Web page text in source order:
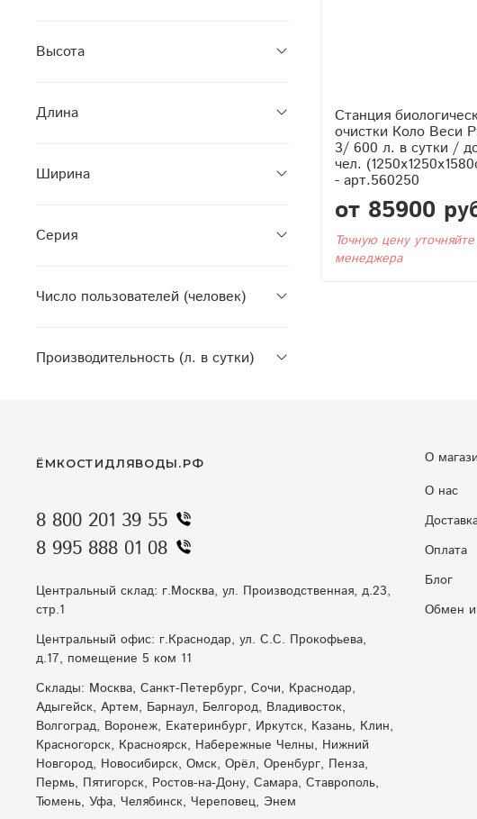
Станция
очистки Коло Веси
3/ 600 л. в сутки /
чел.
- арт.560250
от 85900
Точную цену
менеджера
Высота
Длина
Ширина
Серия
Число пользователей (человек)
Производительность (л. в сутки)
О
О нас
Оплата
Блог
Обмен и
ЁМКОСТИДЛЯВОДЫ.РФ
8 800 201 39 55
8 995 888 01 08
Центральный склад: г.Москва, ул. Производственная, д.23,
стр.1
Центральный офис: г.Краснодар, ул. С.С. Прокофьева,
д.17, помещение 5 ком 11
Склады: Москва, Санкт-Петербург, Сочи, Краснодар,
Адыгейск, Артем, Барнаул, Белгород, Владивосток,
Волгоград, Воронеж, Екатеринбург, Иркутск, Казань, Клин,
Красногорск, Красноярск, Набережные Челны, Нижний
Новгород, Новосибирск, Омск, Орёл, Оренбург, Пенза,
Пермь, Пятигорск, Ростов-на-Дону, Самара, Ставрополь,
Тюмень, Уфа, Челябинск, Череповец, Энем